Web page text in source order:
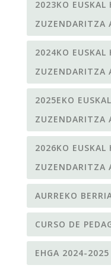
2023KO EUSKAL
ZUZENDARITZA
2024KO EUSKAL
ZUZENDARITZA
2025EKO
ZUZENDARITZA
2026KO EUSKAL
ZUZENDARITZA
AURREKO
CURSO DE
EHGA 2024-2025